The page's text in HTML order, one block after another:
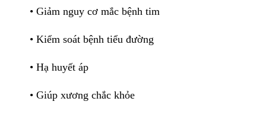
• Giảm nguy cơ mắc bệnh tim
• Kiểm soát bệnh tiểu đường
• Hạ huyết áp
• Giúp xương chắc khỏe